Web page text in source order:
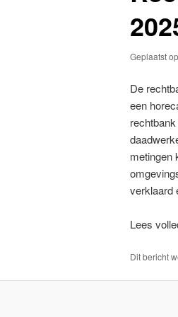
Geplaatst op
De
een
metingen
verklaard
Lees
Dit bericht